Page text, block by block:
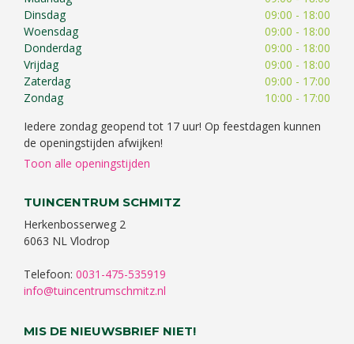
Dinsdag
09:00 - 18:00
Woensdag
09:00 - 18:00
Donderdag
09:00 - 18:00
Vrijdag
09:00 - 18:00
Zaterdag
09:00 - 17:00
Zondag
10:00 - 17:00
Iedere zondag geopend tot 17 uur! Op feestdagen kunnen
de openingstijden afwijken!
Toon alle openingstijden
TUINCENTRUM SCHMITZ
Herkenbosserweg 2
6063 NL Vlodrop
Telefoon: 0031-475-535919
info@tuincentrumschmitz.nl
MIS DE NIEUWSBRIEF NIET!